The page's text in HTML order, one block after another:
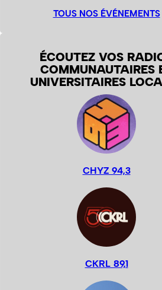
TOUS NOS ÉVÉNEMENTS
ÉCOUTEZ VOS
COMMUNAUTAIRES
UNIVERSITAIRES
CHYZ 94,3
CKRL 89,1